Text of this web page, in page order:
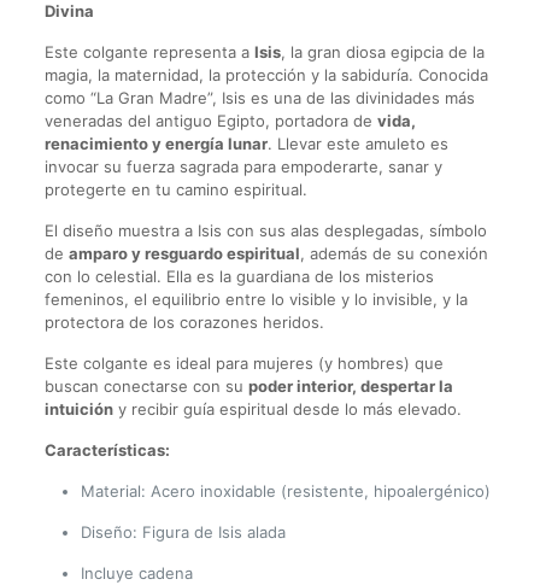
Divina
Este colgante representa a Isis, la gran diosa egipcia de la
magia, la maternidad, la protección y la sabiduría. Conocida
como “La Gran Madre”, Isis es una de las divinidades más
veneradas del antiguo Egipto, portadora de vida,
renacimiento y energía lunar. Llevar este amuleto es
invocar su fuerza sagrada para empoderarte, sanar y
protegerte en tu camino espiritual.
El diseño muestra a Isis con sus alas desplegadas, símbolo
de amparo y resguardo espiritual, además de su conexión
con lo celestial. Ella es la guardiana de los misterios
femeninos, el equilibrio entre lo visible y lo invisible, y la
protectora de los corazones heridos.
Este colgante es ideal para mujeres (y hombres) que
buscan conectarse con su poder interior, despertar la
intuicióny recibir guía espiritual desde lo más elevado.
Características:
Material: Acero inoxidable (resistente, hipoalergénico)
Diseño: Figura de Isis alada
Incluye cadena